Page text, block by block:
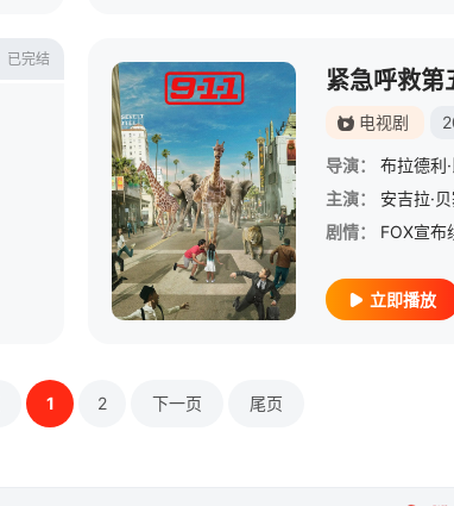
已完结
肯尼斯·崔 / 詹妮弗·洛芙·休伊特 / 洛克蒙·邓巴
紧急呼救第
电视剧
导演： 布拉德利
主演：
安吉拉·
剧情：
FOX宣布
立即播放
1 2 下一页 尾页